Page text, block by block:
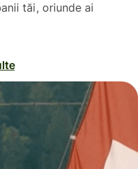
tăi, oriunde ai